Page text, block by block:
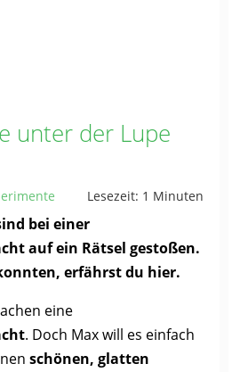
unter der Lupe
Lesezeit: 1 Minuten
bei einer
auf ein Rätsel gestoßen.
erfährst du hier.
eine
. Doch Max will es einfach
schönen, glatten